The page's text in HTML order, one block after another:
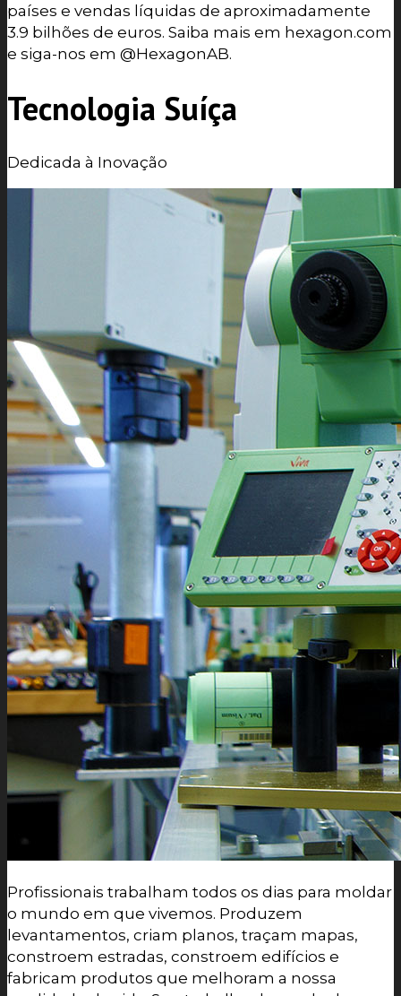
países e vendas líquidas de aproximadamente
3.9 bilhões de euros. Saiba mais em hexagon.com
e siga-nos em @HexagonAB.
Tecnologia Suíça
Dedicada à Inovação
Profissionais trabalham todos os dias para moldar
o mundo em que vivemos. Produzem
levantamentos, criam planos, traçam mapas,
constroem estradas, constroem edifícios e
fabricam produtos que melhoram a nossa